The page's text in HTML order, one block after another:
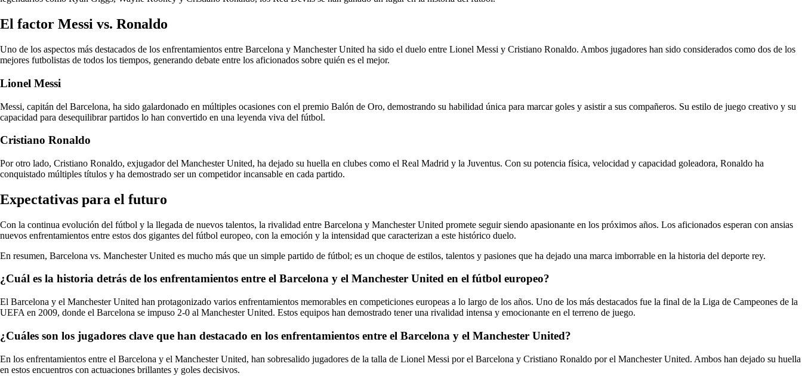
El factor Messi vs. Ronaldo
Uno de los aspectos más destacados de los enfrentamientos entre Barcelona y Manchester United ha sido el duelo entre Lionel Messi y Cristiano Ronaldo. Ambos jugadores han sido considerados como dos de los
mejores futbolistas de todos los tiempos, generando debate entre los aficionados sobre quién es el mejor.
Lionel Messi
Messi, capitán del Barcelona, ha sido galardonado en múltiples ocasiones con el premio Balón de Oro, demostrando su habilidad única para marcar goles y asistir a sus compañeros. Su estilo de juego creativo y su
capacidad para desequilibrar partidos lo han convertido en una leyenda viva del fútbol.
Cristiano Ronaldo
Por otro lado, Cristiano Ronaldo, exjugador del Manchester United, ha dejado su huella en clubes como el Real Madrid y la Juventus. Con su potencia física, velocidad y capacidad goleadora, Ronaldo ha
conquistado múltiples títulos y ha demostrado ser un competidor incansable en cada partido.
Expectativas para el futuro
Con la continua evolución del fútbol y la llegada de nuevos talentos, la rivalidad entre Barcelona y Manchester United promete seguir siendo apasionante en los próximos años. Los aficionados esperan con ansias
nuevos enfrentamientos entre estos dos gigantes del fútbol europeo, con la emoción y la intensidad que caracterizan a este histórico duelo.
En resumen, Barcelona vs. Manchester United es mucho más que un simple partido de fútbol; es un choque de estilos, talentos y pasiones que ha dejado una marca imborrable en la historia del deporte rey.
¿Cuál es la historia detrás de los enfrentamientos entre el Barcelona y el Manchester United en el fútbol europeo?
El Barcelona y el Manchester United han protagonizado varios enfrentamientos memorables en competiciones europeas a lo largo de los años. Uno de los más destacados fue la final de la Liga de Campeones de la
UEFA en 2009, donde el Barcelona se impuso 2-0 al Manchester United. Estos equipos han demostrado tener una rivalidad intensa y emocionante en el terreno de juego.
¿Cuáles son los jugadores clave que han destacado en los enfrentamientos entre el Barcelona y el Manchester United?
En los enfrentamientos entre el Barcelona y el Manchester United, han sobresalido jugadores de la talla de Lionel Messi por el Barcelona y Cristiano Ronaldo por el Manchester United. Ambos han dejado su huella
en estos encuentros con actuaciones brillantes y goles decisivos.